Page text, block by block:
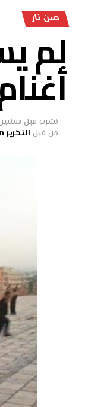
صن نار
لم
نشرت قبل
من قبل التحرير La Rédaction